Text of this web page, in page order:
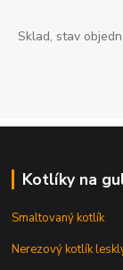
Sklad, stav
Kotlíky na
Smaltovaný kotlík
Nerezový kotlík